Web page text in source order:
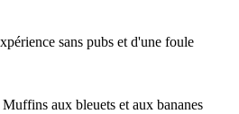
sans pubs et d'une foule
Muffins aux bleuets et aux bananes